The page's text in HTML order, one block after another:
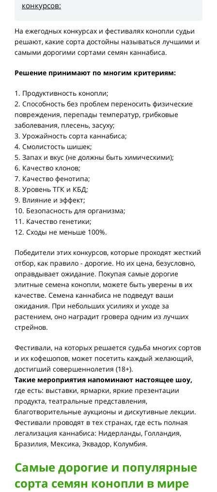
конкурсов:
На ежегодных конкурсах и фестивалях конопли судьи
решают, какие сорта достойны называться лучшими и
самыми дорогими сортами семян каннабиса.
Решение принимают по многим критериям:
1. Продуктивность конопли;
2. Способность без проблем переносить физические
повреждения, перепады температур, грибковые
заболевания, плесень, засуху;
3. Урожайность сорта каннабиса;
4. Смолистость шишек;
5. Запах и вкус (не должны быть химическими);
6. Качество клонов;
7. Качество фенотипа;
8. Уровень ТГК и КБД;
9. Влияние и эффект;
10. Безопасность для организма;
11. Качество генетики;
12. Сходы не меньше 100%.
Победители этих конкурсов, которые проходят жесткий
отбор, как правило - дорогие. Но их цена, безусловно,
оправдывает ожидание. Покупая самые дорогие
элитные семена конопли, можете быть уверены в их
качестве. Семена каннабиса не подведут ваши
ожидания. При небольших усилиях и уходе за
растением, оно наградит гровера одним из лучших
стрейнов.
Фестивали, на которых решается судьба многих сортов
и их кофешопов, может посетить каждый желающий,
достигший совершеннолетия (18+).
Такие мероприятия напоминают настоящее шоу,
где есть: выставки, ярмарки, яркие презентации
продукта, театральные представления,
благотворительные аукционы и дискутивные лекции.
Фестивали проводят в тех странах, где есть полная
легализация каннабиса: Нидерланды, Голландия,
Бразилия, Мексика, Эквадор, Колумбия.
Самые дорогие и популярные
сорта семян конопли в мире